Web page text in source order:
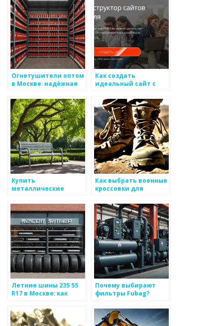
качество из
Германии
Огнетушители оптом
в Москве: надёжная
Как создать
идеальный сайт с
из tobiz.net
Купить
металлические
Как выбрать военные
кроссовки для
Летние шины 235 55
R17 в Москве: как
оптимальный
вариант?
Почему выбирают
фильтры Fubag?